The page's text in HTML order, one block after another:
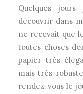
Quelques
découvrir dans
ne recevait que
toutes choses
papier très
mais très
rendez-vous le